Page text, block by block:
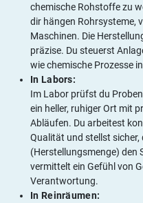
chemische Rohstoffe zu
dir hängen Rohrsysteme,
Maschinen. Die
präzise. Du steuerst
wie chemische Prozesse
In Labors:
Im Labor prüfst du
ein heller, ruhiger Ort mit
Abläufen. Du arbeitest
Qualität und stellst sicher,
(Herstellungsmenge) den
vermittelt ein Gefühl von
Verantwortung.
In Reinräumen: